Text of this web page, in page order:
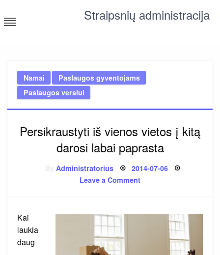
to
content
Straipsnių administracija
Namai
Paslaugos gyventojams
Paslaugos verslui
Persikraustyti iš vienos vietos į kitą
darosi labai paprasta
Administratorius Posted
on
2014-07-06
Leave a Commenton
Persikraustyti
į
paprasta
Kai
laukia
daug